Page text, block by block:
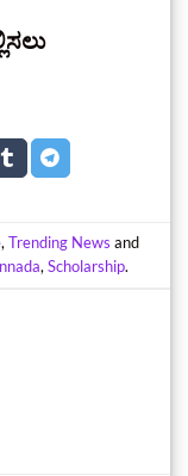
,Trending News and
,Scholarship.